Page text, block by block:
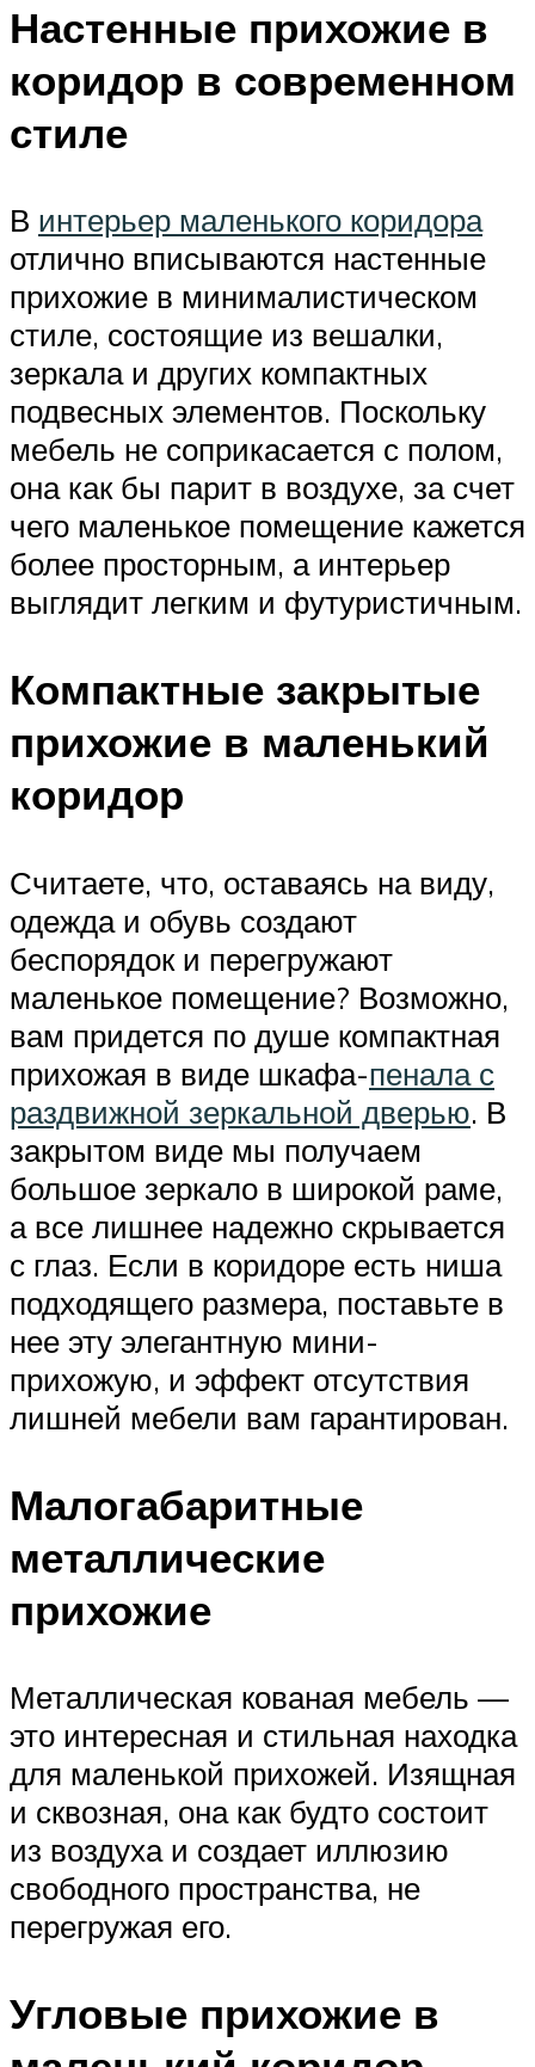
Настенные прихожие в
коридор в современном
стиле
В интерьер маленького коридора
отлично вписываются настенные
прихожие в минималистическом
стиле, состоящие из вешалки,
зеркала и других компактных
подвесных элементов. Поскольку
мебель не соприкасается с полом,
она как бы парит в воздухе, за счет
чего маленькое помещение кажется
более просторным, а интерьер
выглядит легким и футуристичным.
Компактные закрытые
прихожие в маленький
коридор
Считаете, что, оставаясь на виду,
одежда и обувь создают
беспорядок и перегружают
маленькое помещение? Возможно,
вам придется по душе компактная
прихожая в виде шкафа-пенала с
раздвижной зеркальной дверью. В
закрытом виде мы получаем
большое зеркало в широкой раме,
а все лишнее надежно скрывается
с глаз. Если в коридоре есть ниша
подходящего размера, поставьте в
нее эту элегантную мини-
прихожую, и эффект отсутствия
лишней мебели вам гарантирован.
Малогабаритные
металлические
прихожие
Металлическая кованая мебель —
это интересная и стильная находка
для маленькой прихожей. Изящная
и сквозная, она как будто состоит
из воздуха и создает иллюзию
свободного пространства, не
перегружая его.
Угловые прихожие в